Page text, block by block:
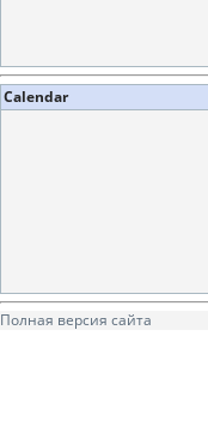
Calendar
Полная версия сайта